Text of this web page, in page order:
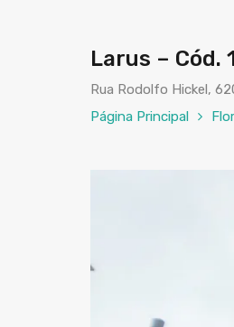
Larus – Cód.
Rua Rodolfo Hickel,
Página Principal